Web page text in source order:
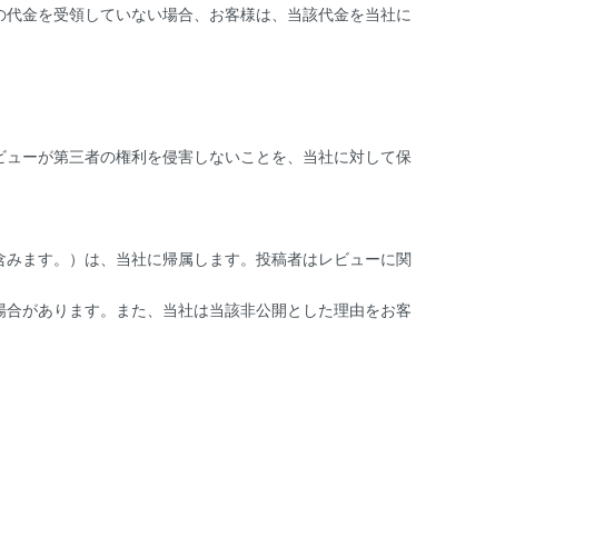
金を受領していない場合、お客様は、当該代金を当社に
ーが第三者の権利を侵害しないことを、当社に対して保
ます。）は、当社に帰属します。投稿者はレビューに関
があります。また、当社は当該非公開とした理由をお客